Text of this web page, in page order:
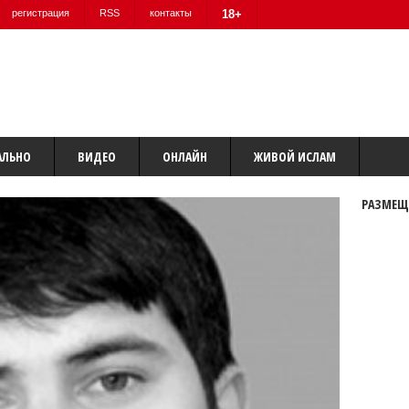
регистрация RSS контакты 18+
ВИДЕО ОНЛАЙН ЖИВОЙ ИСЛАМ